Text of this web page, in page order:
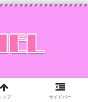
Reserved.
ップ サイドバー